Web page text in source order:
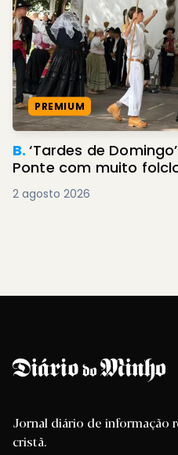
PREMIUM
B.‘Tardes de
Ponte com muito
2 agosto 2026
Jornal diário de informação
cristã.